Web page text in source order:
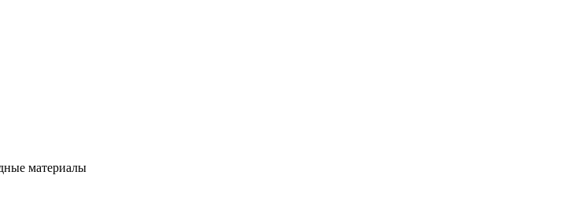
материалы